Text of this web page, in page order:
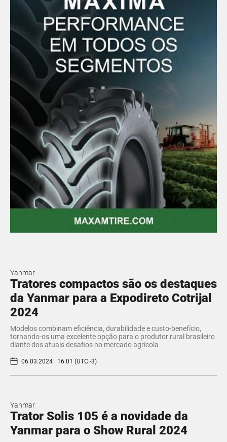
Yanmar
Tratores compactos são os destaques
da Yanmar para a Expodireto Cotrijal
2024
Modelos combinam eficiência, durabilidade e custo-benefício,
tornando-os uma excelente opção para o produtor rural brasileiro
diante dos atuais desafios no mercado agrícola
06.03.2024 | 16:01 (UTC -3)
Yanmar
Trator Solis 105 é a novidade da
Yanmar para o Show Rural 2024